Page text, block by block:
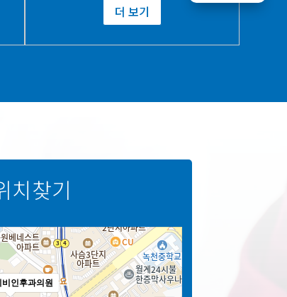
더 보기
치찾기
비인후과의원